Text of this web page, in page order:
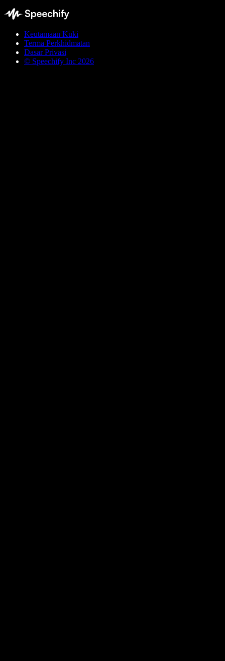
Keutamaan Kuki
Terma Perkhidmatan
Dasar Privasi
© Speechify Inc 2026